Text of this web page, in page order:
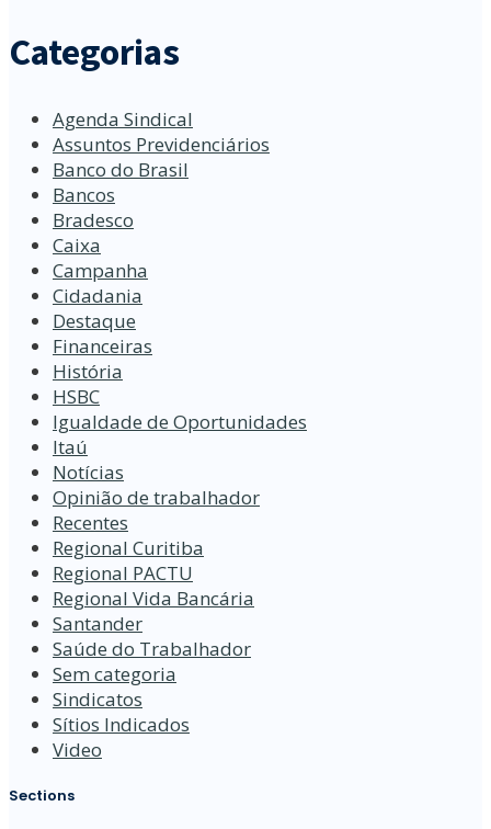
Categorias
Agenda Sindical
Assuntos Previdenciários
Banco do Brasil
Bancos
Bradesco
Caixa
Campanha
Cidadania
Destaque
Financeiras
História
HSBC
Igualdade de Oportunidades
Itaú
Notícias
Opinião de trabalhador
Recentes
Regional Curitiba
Regional PACTU
Regional Vida Bancária
Santander
Saúde do Trabalhador
Sem categoria
Sindicatos
Sítios Indicados
Video
Sections